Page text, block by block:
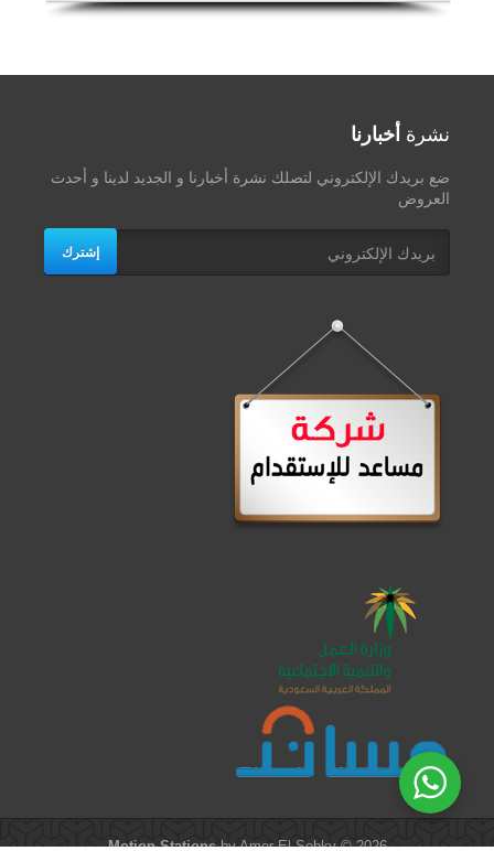
نشرة أخبارنا
ضع بريدك الإلكتروني لتصلك نشرة أخبارنا و الجديد لدينا و أحدث
العروض
إشترك
Motion Stationsby Amer El-Sobky © 2026